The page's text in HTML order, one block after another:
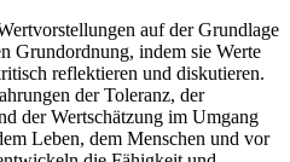
auf der Grundlage
Grundordnung, indem sie Werte
reflektieren und diskutieren.
der Toleranz, der
der Wertschätzung im Umgang
Leben, dem Menschen und vor